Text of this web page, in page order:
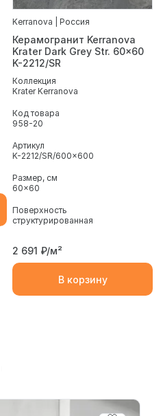
Kerranova | Россия
Керамогранит Kerranova
Krater Dark Grey Str. 60x60
K-2212/SR
Коллекция
Krater Kerranova
Код товара
958-20
Артикул
K-2212/SR/600x600
Размер, см
60x60
Поверхность
структурированная
2 691 ₽/м²
В корзину